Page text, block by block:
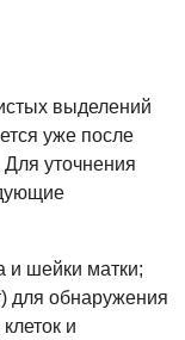
выделений
уже после
Для уточнения
и шейки матки;
для обнаружения
и